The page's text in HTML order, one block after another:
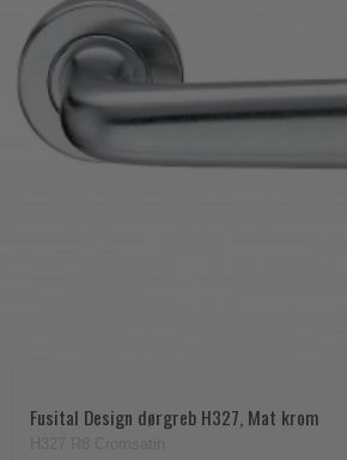
Fusital Design dørgreb H327, Mat krom